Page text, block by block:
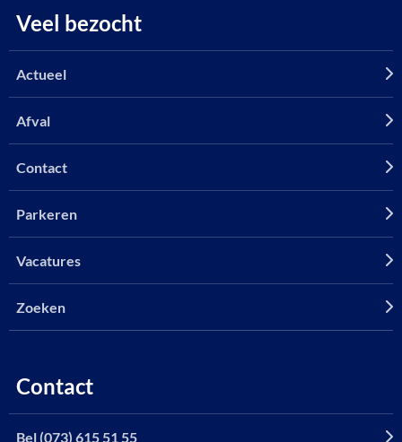
Veel bezocht
Actueel
Afval
Contact
Parkeren
Vacatures
Zoeken
Contact
Bel (073) 615 51 55